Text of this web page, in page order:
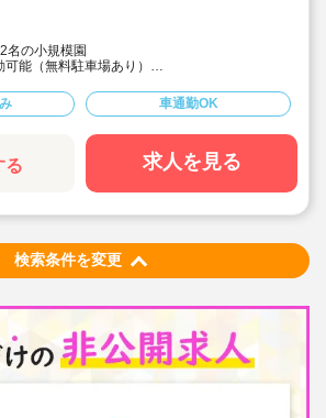
の小規模園
能（無料駐車場あり）
での募集
日
間程度からOK
無しも魅力です！
険完備、皆勤手当制度あり（条件あり）
リアで複数の保育園を運営している社会福祉法
車通勤OK
る 求人を見る
検索条件を変更